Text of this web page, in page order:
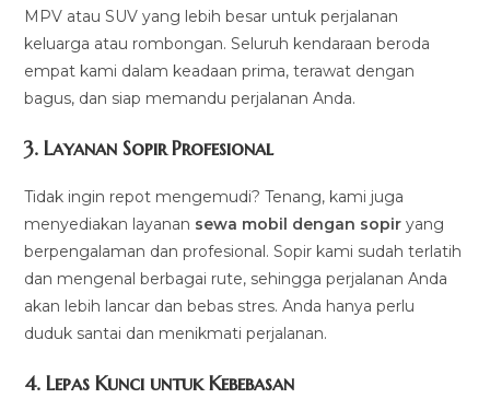
MPV atau SUV yang lebih besar untuk perjalanan
keluarga atau rombongan. Seluruh kendaraan beroda
empat kami dalam keadaan prima, terawat dengan
bagus, dan siap memandu perjalanan Anda.
3.Layanan Sopir Profesional
Tidak ingin repot mengemudi? Tenang, kami juga
menyediakan layanan sewa mobil dengan sopir yang
berpengalaman dan profesional. Sopir kami sudah terlatih
dan mengenal berbagai rute, sehingga perjalanan Anda
akan lebih lancar dan bebas stres. Anda hanya perlu
duduk santai dan menikmati perjalanan.
4.Lepas Kunci untuk Kebebasan